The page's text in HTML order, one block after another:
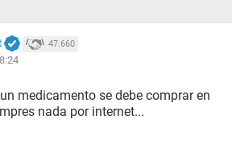
47.660
medicamento se debe comprar en
nada por internet...